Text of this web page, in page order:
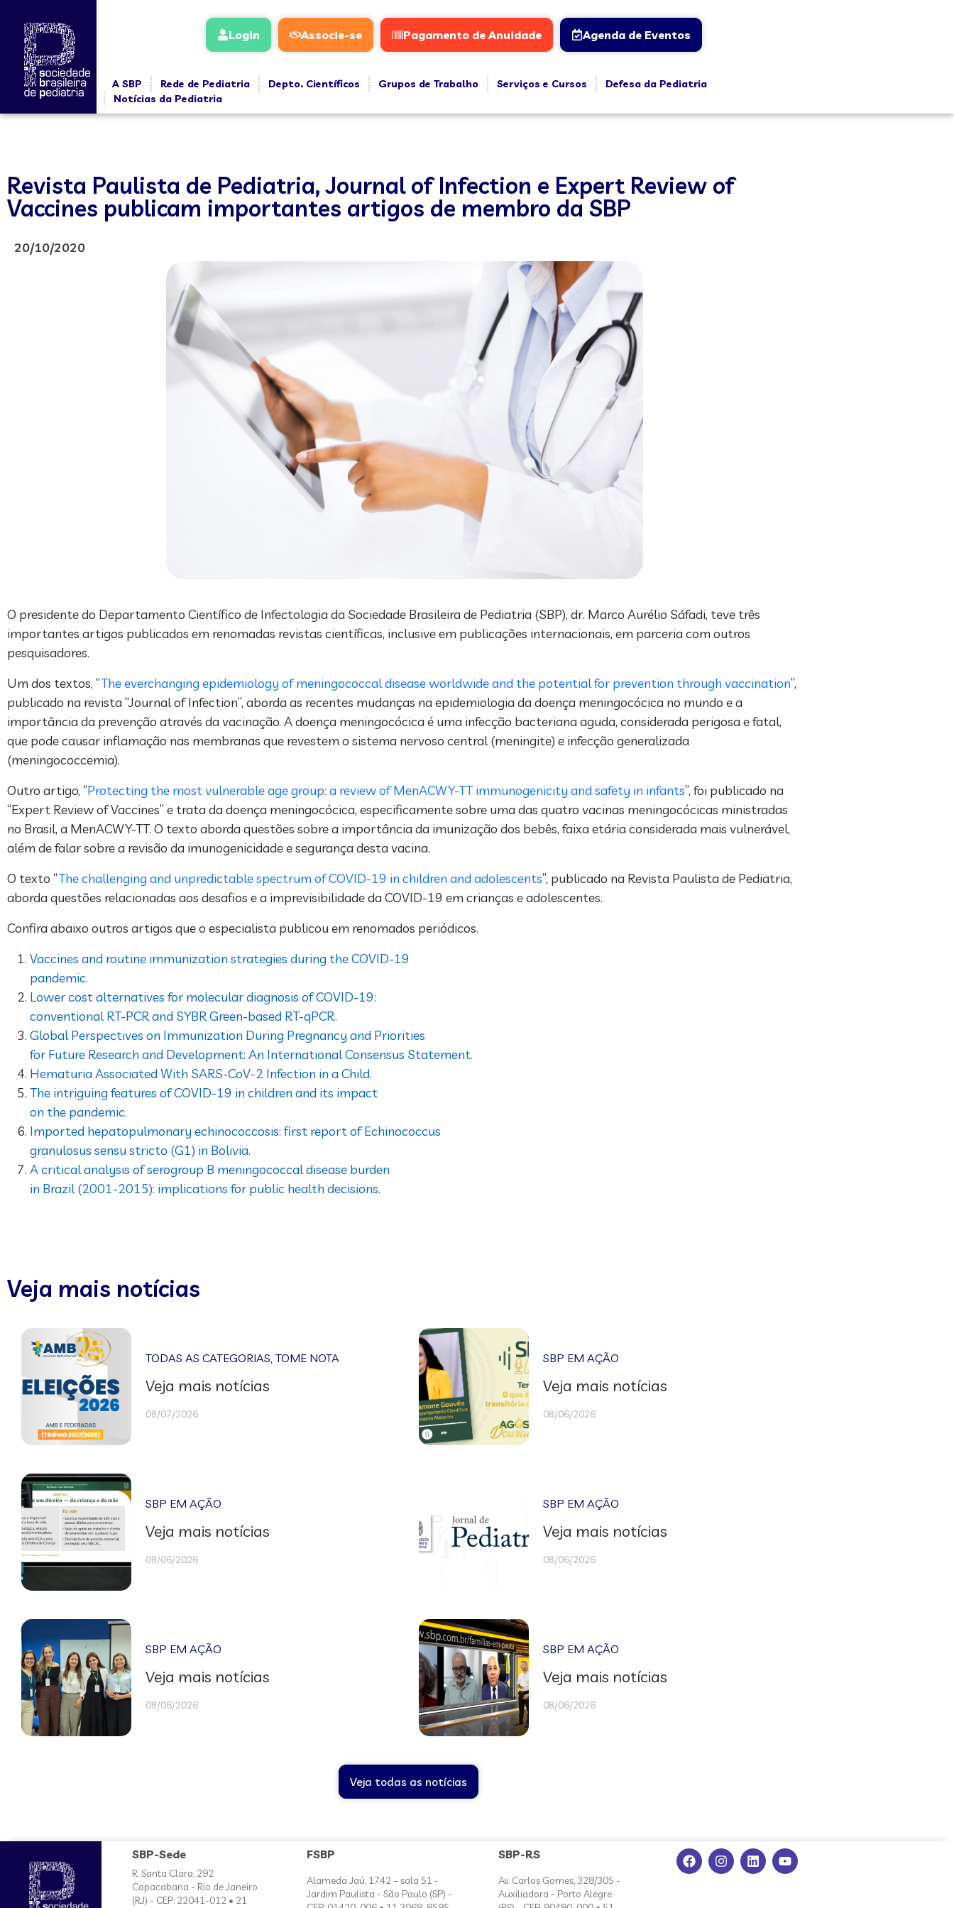
Login Associe-se Pagamento de Anuidade Agenda de Eventos
A SBP Rede de Pediatria Depto. Científicos Grupos de Trabalho Serviços e Cursos
Defesa da Pediatria
Notícias da Pediatria
Revista Paulista de Pediatria, Journal of Infection e Expert Review of
Vaccines publicam importantes artigos de membro da SBP
20/10/2020
O presidente do Departamento Científico de Infectologia da Sociedade Brasileira de Pediatria (SBP), dr. Marco Aurélio Sáfadi, teve três
importantes artigos publicados em renomadas revistas científicas, inclusive em publicações internacionais, em parceria com outros
pesquisadores.
Um dos textos, “The everchanging epidemiology of meningococcal disease worldwide and the potential for prevention through vaccination”,
publicado na revista “Journal of Infection”, aborda as recentes mudanças na epidemiologia da doença meningocócica no mundo e a
importância da prevenção através da vacinação. A doença meningocócica é uma infecção bacteriana aguda, considerada perigosa e fatal,
que pode causar inflamação nas membranas que revestem o sistema nervoso central (meningite) e infecção generalizada
(meningococcemia).
Outro artigo, “Protecting the most vulnerable age group: a review of MenACWY-TT immunogenicity and safety in infants”, foi publicado na
“Expert Review of Vaccines” e trata da doença meningocócica, especificamente sobre uma das quatro vacinas meningocócicas ministradas
no Brasil, a MenACWY-TT. O texto aborda questões sobre a importância da imunização dos bebês, faixa etária considerada mais vulnerável,
além de falar sobre a revisão da imunogenicidade e segurança desta vacina.
O texto “The challenging and unpredictable spectrum of COVID-19 in children and adolescents”, publicado na Revista Paulista de Pediatria,
aborda questões relacionadas aos desafios e a imprevisibilidade da COVID-19 em crianças e adolescentes.
Confira abaixo outros artigos que o especialista publicou em renomados periódicos.
Vaccines and routine immunization strategies during the COVID-19
pandemic.
Lower cost alternatives for molecular diagnosis of COVID-19:
conventional RT-PCR and SYBR Green-based RT-qPCR.
Global Perspectives on Immunization During Pregnancy and Priorities
for Future Research and Development: An International Consensus Statement.
Hematuria Associated With SARS-CoV-2 Infection in a Child.
The intriguing features of COVID-19 in children and its impact
on the pandemic.
Imported hepatopulmonary echinococcosis: first report of Echinococcus
granulosus sensu stricto (G1) in Bolivia.
A critical analysis of serogroup B meningococcal disease burden
in Brazil (2001-2015): implications for public health decisions.
Veja mais notícias
TODAS AS CATEGORIAS,TOME NOTA
Veja mais notícias
08/07/2026
SBP EM AÇÃO
Veja mais notícias
08/06/2026
SBP EM AÇÃO
Veja mais notícias
08/06/2026
SBP EM AÇÃO
Veja mais notícias
08/06/2026
SBP EM AÇÃO
Veja mais notícias
08/06/2026
SBP EM AÇÃO
Veja mais notícias
08/06/2026
Veja todas as notícias
SBP-Sede
R. Santa Clara, 292
Copacabana - Rio de Janeiro
(RJ) - CEP: 22041-012 • 21
FSBP
Alameda Jaú, 1742 – sala 51 -
Jardim Paulista - São Paulo (SP) -
SBP-RS
Av. Carlos Gomes, 328/305 -
Auxiliadora - Porto Alegre